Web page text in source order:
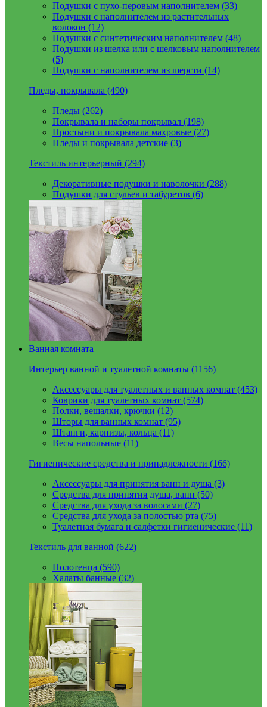
Подушки с пухо-перовым наполнителем (33)
Подушки с наполнителем из растительных
волокон (12)
Подушки с синтетическим наполнителем (48)
Подушки из шелка или с шелковым наполнителем
(5)
Подушки с наполнителем из шерсти (14)
Пледы, покрывала (490)
Пледы (262)
Покрывала и наборы покрывал (198)
Простыни и покрывала махровые (27)
Пледы и покрывала детские (3)
Текстиль интерьерный (294)
Декоративные подушки и наволочки (288)
Подушки для стульев и табуретов (6)
Ванная комната
Интерьер ванной и туалетной комнаты (1156)
Аксессуары для туалетных и ванных комнат (453)
Коврики для туалетных комнат (574)
Полки, вешалки, крючки (12)
Шторы для ванных комнат (95)
Штанги, карнизы, кольца (11)
Весы напольные (11)
Гигиенические средства и принадлежности (166)
Аксессуары для принятия ванн и душа (3)
Средства для принятия душа, ванн (50)
Средства для ухода за волосами (27)
Средства для ухода за полостью рта (75)
Туалетная бумага и салфетки гигиенические (11)
Текстиль для ванной (622)
Полотенца (590)
Халаты банные (32)